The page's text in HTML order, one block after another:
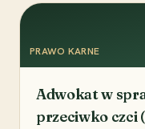
PRAWO KARNE
Adwokat w
przeciwko czci